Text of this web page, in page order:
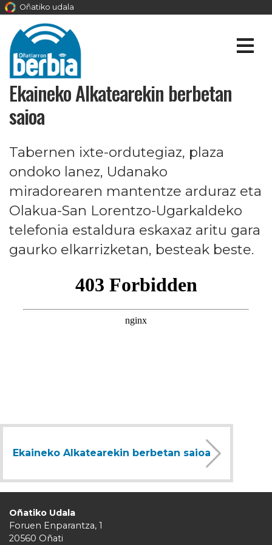
Oñatiko udala
Ekaineko Alkatearekin berbetan
saioa
Tabernen ixte-ordutegiaz, plaza
ondoko lanez, Udanako
miradorearen mantentze arduraz eta
Olakua-San Lorentzo-Ugarkaldeko
telefonia estaldura eskaxaz aritu gara
gaurko elkarrizketan, besteak beste.
Ekaineko Alkatearekin berbetan saioa
Oñatiko Udala
Foruen Enparantza, 1
20560 Oñati